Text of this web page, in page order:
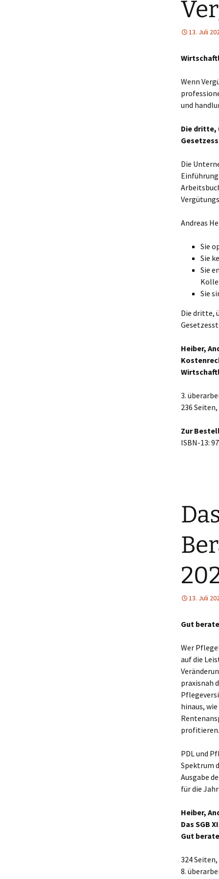
13. Juli
Wenn
und
Die dritte,
Die
Andreas
Sie
Sie
Sie
Sie
Die dritte,
Heiber,
3.
236
Zur
ISBN-13:
13. Juli
Gut
Wer
auf die
praxisnah
hinaus,
profitieren.
PDL und
Spektrum
Ausgabe
für die
Heiber,
Das SGB
Gut
324
8.